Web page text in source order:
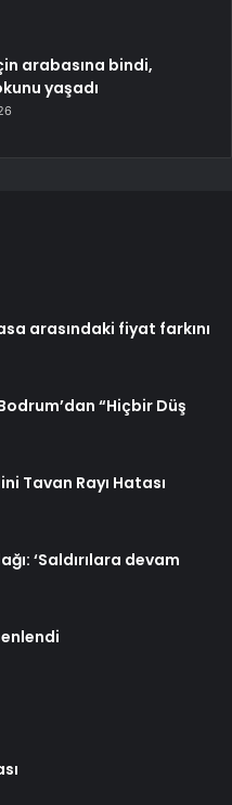
arabasına bindi,
yaşadı
arasındaki fiyat farkını
Bodrum’dan “Hiçbir Düş
Tavan Rayı Hatası
‘Saldırılara devam